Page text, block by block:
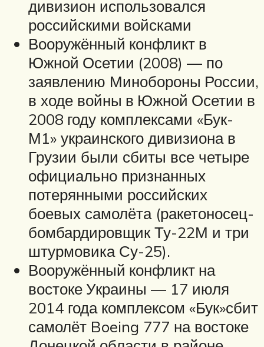
дивизион использовался
российскими войсками
Вооружённый конфликт в
Южной Осетии (2008) — по
заявлению Минобороны России,
в ходе войны в Южной Осетии в
2008 году комплексами «Бук-
М1» украинского дивизиона в
Грузии были сбиты все четыре
официально признанных
потерянными российских
боевых самолёта (ракетоносец-
бомбардировщик Ту-22М и три
штурмовика Су-25).
Вооружённый конфликт на
востоке Украины — 17 июля
2014 года комплексом «Бук»сбит
самолёт Boeing 777 на востоке